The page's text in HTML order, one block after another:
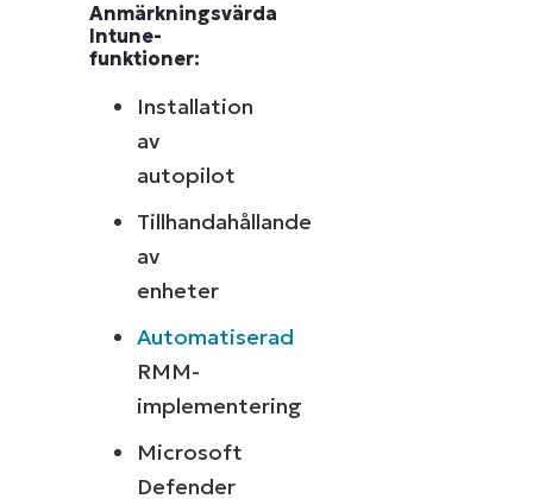
Anmärkningsvärda
Intune-
funktioner:
Installation
av
autopilot
Tillhandahållande
av
enheter
Automatiserad
RMM-
implementering
Microsoft
Defender